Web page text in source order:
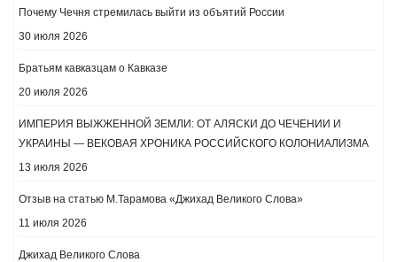
Почему Чечня стремилась выйти из объятий России
30 июля 2026
Братьям кавказцам о Кавказе
20 июля 2026
ИМПЕРИЯ ВЫЖЖЕННОЙ ЗЕМЛИ: ОТ АЛЯСКИ ДО ЧЕЧЕНИИ И
УКРАИНЫ — ВЕКОВАЯ ХРОНИКА РОССИЙСКОГО КОЛОНИАЛИЗМА
13 июля 2026
Отзыв на статью М.Тарамова «Джихад Великого Слова»
11 июля 2026
Джихад Великого Слова